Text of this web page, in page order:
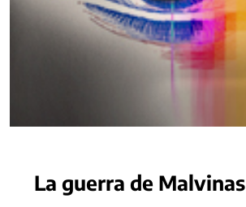
La guerra de Malvinas